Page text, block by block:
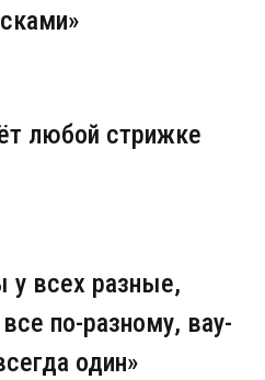
любой стрижке
у всех разные,
по-разному, вау-
один»